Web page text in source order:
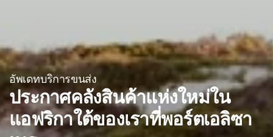
อัพเดทบริการขนส่ง
ประกาศคลังสินค้าแห่งใหม่ใน
แอฟริกาใต้ของเราที่พอร์ตเอลิซา